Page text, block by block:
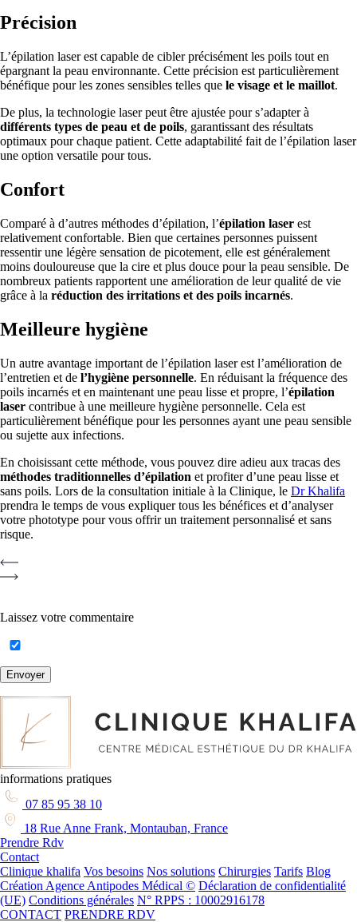
Précision
L’épilation laser est capable de cibler précisément les poils tout en
épargnant la peau environnante. Cette précision est particulièrement
bénéfique pour les zones sensibles telles que le visage et le maillot.
De plus, la technologie laser peut être ajustée pour s’adapter à
différents types de peau et de poils, garantissant des résultats
optimaux pour chaque patient. Cette adaptabilité fait de l’épilation laser
une option versatile pour tous.
Confort
Comparé à d’autres méthodes d’épilation, l’épilation laser est
relativement confortable. Bien que certaines personnes puissent
ressentir une légère sensation de picotement, elle est généralement
moins douloureuse que la cire et plus douce pour la peau sensible. De
nombreux patients rapportent une amélioration de leur qualité de vie
grâce à la réduction des irritations et des poils incarnés.
Meilleure hygiène
Un autre avantage important de l’épilation laser est l’amélioration de
l’entretien et de l’hygiène personnelle. En réduisant la fréquence des
poils incarnés et en maintenant une peau lisse et propre, l’épilation
laser contribue à une meilleure hygiène personnelle. Cela est
particulièrement bénéfique pour les personnes ayant une peau sensible
ou sujette aux infections.
En choisissant cette méthode, vous pouvez dire adieu aux tracas des
méthodes traditionnelles d’épilation et profiter d’une peau lisse et
sans poils. Lors de la consultation initiale à la Clinique, le Dr Khalifa
prendra le temps de vous expliquer tous les bénéfices et d’analyser
votre phototype pour vous offrir un traitement personnalisé et sans
risque.
Laissez votre commentaire
Envoyer
informations pratiques
07 85 95 38 10
18 Rue Anne Frank, Montauban, France
Prendre Rdv
Contact
Clinique khalifa Vos besoins Nos solutions Chirurgies Tarifs Blog
Création Agence Antipodes Médical © Déclaration de confidentialité
(UE) Conditions générales N° RPPS : 10002916178
CONTACT PRENDRE RDV